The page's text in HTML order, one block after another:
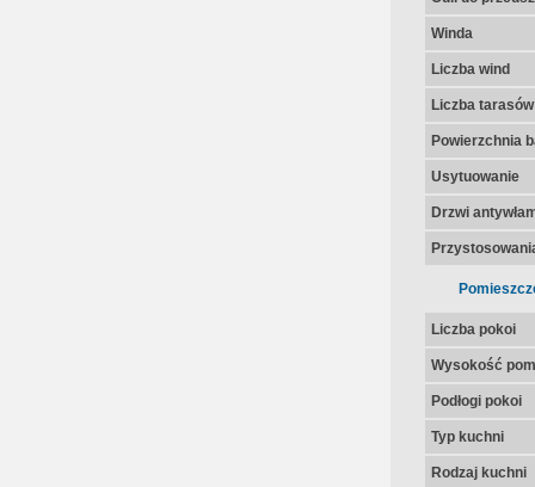
Winda
Liczba wind
Liczba tarasów
Powierzchnia
Usytuowanie
Drzwi
Liczba pokoi
Wysokość
Podłogi pokoi
Typ kuchni
Rodzaj kuchni